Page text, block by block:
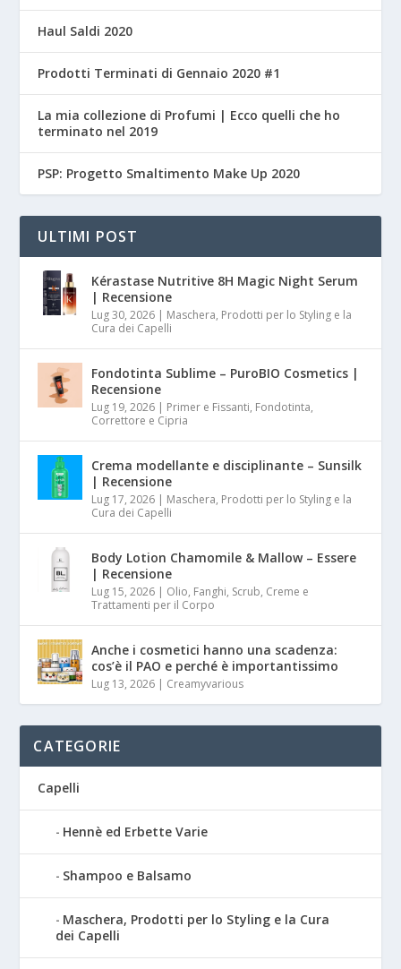
Haul Saldi 2020
Prodotti Terminati di Gennaio 2020 #1
La mia collezione di Profumi | Ecco quelli che ho
terminato nel 2019
PSP: Progetto Smaltimento Make Up 2020
ULTIMI POST
Kérastase Nutritive 8H Magic Night Serum
| Recensione
Lug 30, 2026 | Maschera, Prodotti per lo Styling e la
Cura dei Capelli
Fondotinta Sublime – PuroBIO Cosmetics |
Recensione
Lug 19, 2026 | Primer e Fissanti, Fondotinta,
Correttore e Cipria
Crema modellante e disciplinante – Sunsilk
| Recensione
Lug 17, 2026 | Maschera, Prodotti per lo Styling e la
Cura dei Capelli
Body Lotion Chamomile & Mallow – Essere
| Recensione
Lug 15, 2026 | Olio, Fanghi, Scrub, Creme e
Trattamenti per il Corpo
Anche i cosmetici hanno una scadenza:
cos’è il PAO e perché è importantissimo
Lug 13, 2026 | Creamyvarious
CATEGORIE
Capelli
Hennè ed Erbette Varie
Shampoo e Balsamo
Maschera, Prodotti per lo Styling e la Cura
dei Capelli